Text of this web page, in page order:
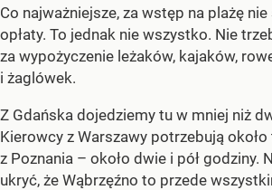
Co najważniejsze, za wstęp na plażę
opłaty. To jednak nie wszystko. Nie
za wypożyczenie leżaków, kajaków,
i żaglówek.
Z Gdańska dojedziemy tu w mniej niż
Kierowcy z Warszawy potrzebują
z Poznania – około dwie i pół godziny.
ukryć, że Wąbrzęźno to przede